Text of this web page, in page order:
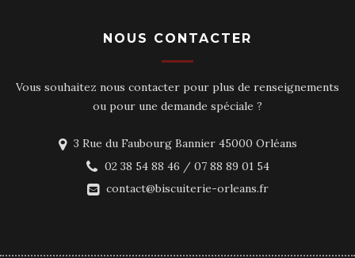
NOUS CONTACTER
Vous souhaitez nous contacter pour plus de renseignements
ou pour une demande spéciale ?
3 Rue du Faubourg Bannier 45000 Orléans
02 38 54 88 46 / 07 88 89 01 54
contact@biscuiterie-orleans.fr